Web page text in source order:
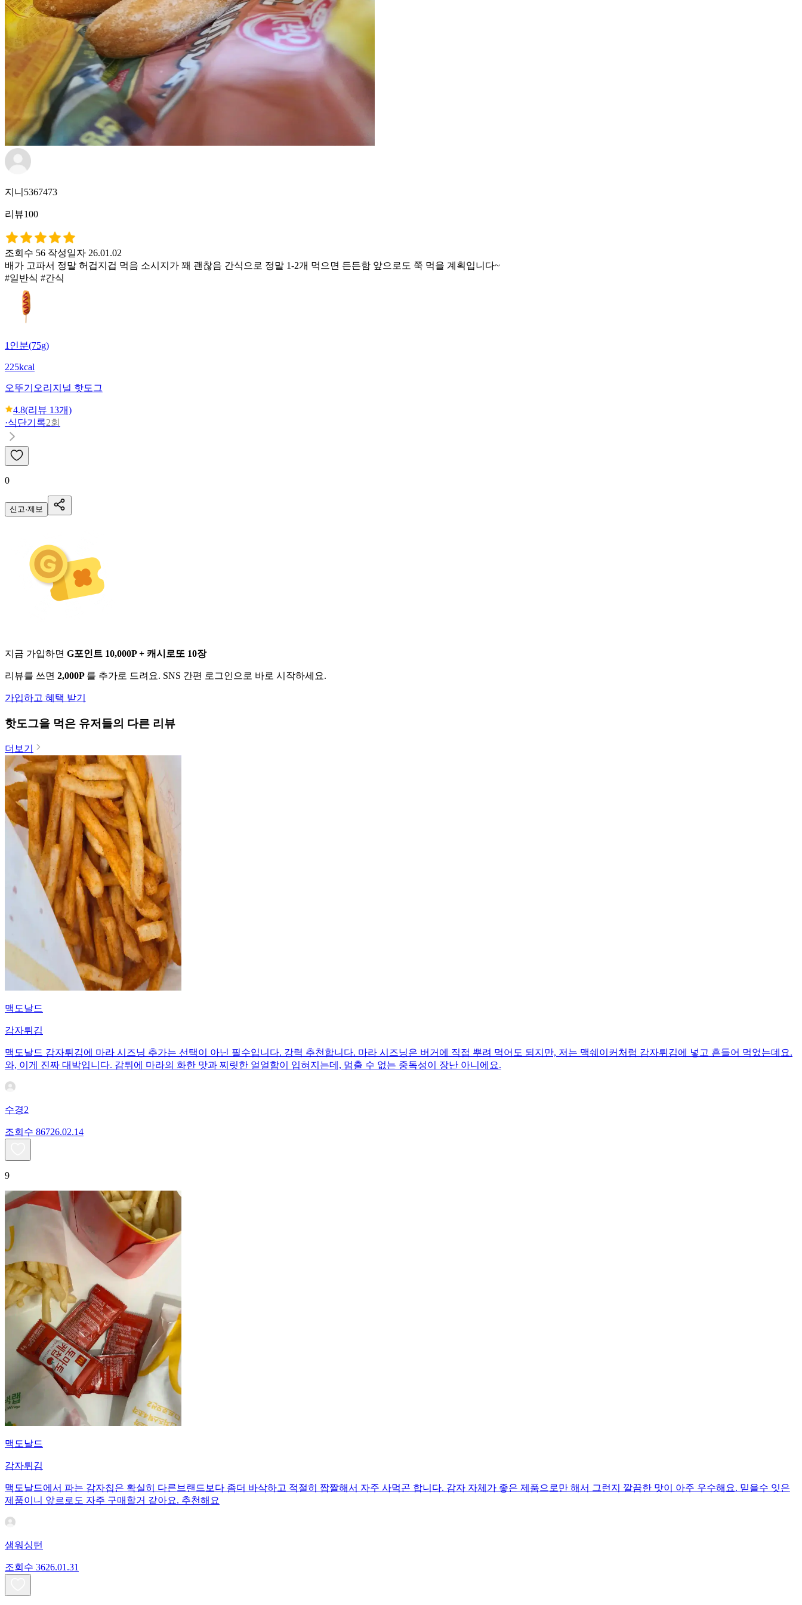
지니5367473
리뷰100
조회수 56 작성일자 26.01.02
배가 고파서 정말 허겁지겁 먹음 소시지가 꽤 괜찮음 간식으로 정말 1-2개 먹으면 든든함 앞으로도 쭉 먹을 계획입니다~
#일반식 #간식
1인분(75g)
225kcal
오뚜기 오리지널 핫도그
4.8(리뷰 13개)
·식단기록2회
0
신고·제보
지금 가입하면 G포인트 10,000P + 캐시로또 10장
리뷰를 쓰면 2,000P 를 추가로 드려요. SNS 간편 로그인으로 바로 시작하세요.
가입하고 혜택 받기
핫도그을 먹은 유저들의 다른 리뷰
더보기
맥도날드
감자튀김
맥도날드 감자튀김에 마라 시즈닝 추가는 선택이 아닌 필수입니다. 강력 추천합니다. 마라 시즈닝은 버거에 직접 뿌려 먹어도 되지만, 저는 맥쉐이커처럼 감자튀김에 넣고 흔들어 먹었는데요. ​
와, 이게 진짜 대박입니다. 감튀에 마라의 화한 맛과 찌릿한 얼얼함이 입혀지는데, 멈출 수 없는 중독성이 장난 아니에요.
수경2
조회수 86726.02.14
9
맥도날드
감자튀김
맥도날드에서 파는 감자칩은 확실히 다른브랜드보다 좀더 바삭하고 적절히 짭짤해서 자주 사먹곤 합니다. 감자 자체가 좋은 제품으로만 해서 그런지 깔끔한 맛이 아주 우수해요. 믿을수 잇은
제품이니 앞르로도 자주 구매할거 같아요. 추천해요
샘워싱턴
조회수 3626.01.31